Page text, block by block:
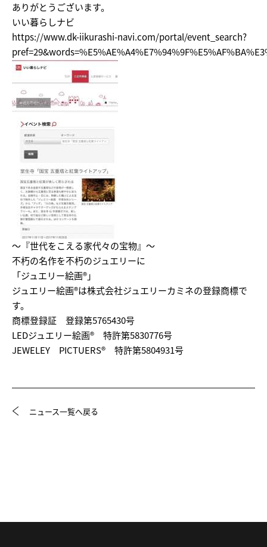
ありがとうございます。
いい暮らしナビ
https://www.dk-iikurashi-navi.com/portal/event_search?
～『世代をこえる家代々の宝物』～
不朽の名作を不朽のジュエリーに
「ジュエリー絵画®」
ジュエリー絵画®は株式会社ジュエリーカミネの登録商標で
す。
商標登録証 登録第5765430号
LEDジュエリー絵画® 特許第5830776号
JEWELEY PICTUERS® 特許第5804931号
ニュース一覧へ戻る